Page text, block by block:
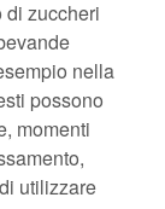
di zuccheri
nella
possono
momenti
utilizzare